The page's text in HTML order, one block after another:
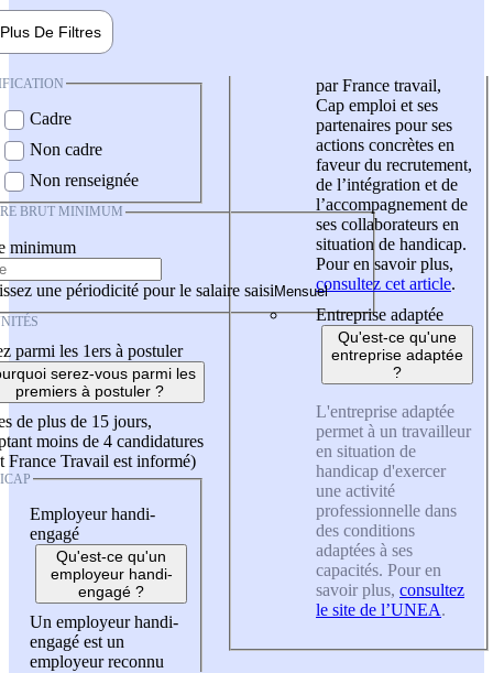
Plus De Filtres
Cadre
Non cadre
Non renseignée
BRUT MINIMUM
minimum
une périodicité pour le salaire saisi
parmi les 1ers à postuler
serez-vous parmi les
premiers à postuler ?
de plus de 15 jours,
moins de 4 candidatures
France Travail est informé)
Employeur handi-
engagé
Qu'est-ce qu'un
employeur handi-
engagé ?
Un employeur handi-
engagé est un
employeur reconnu
par France travail,
Cap emploi et ses
partenaires pour ses
actions concrètes en
faveur du recrutement,
de l’intégration et de
l’accompagnement de
ses collaborateurs en
situation de handicap.
Pour en savoir plus,
consultez cet article.
Entreprise adaptée
Qu'est-ce qu'une
entreprise adaptée
?
L'entreprise adaptée
permet à un travailleur
en situation de
handicap d'exercer
une activité
professionnelle dans
des conditions
adaptées à ses
capacités. Pour en
savoir plus, consultez
le site de l’UNEA.